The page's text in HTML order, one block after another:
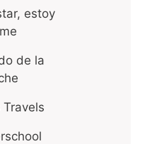
estoy
de la
Travels